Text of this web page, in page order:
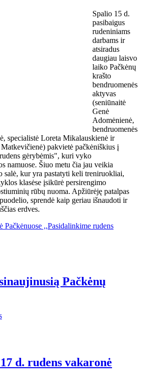
Spalio 15 d.
pasibaigus
rudeniniams
darbams ir
atsiradus
daugiau laisvo
laiko Pačkėnų
krašto
bendruomenės
aktyvas
(seniūnaitė
Genė
Adomėnienė,
bendruomenės
specialistė Loreta Mikalauskienė ir
pakvietė pačkėniškius į
gėrybėmis", kuri vyko
namuose. Šiuo metu čia jau veikia
salė, kur yra pastatyti keli treniruokliai,
klasėse įsikūrė persirengimo
rūbų nuoma. Apžiūrėję patalpas
sprendė kaip geriau išnaudoti ir
erdves.
Pačkėnuose ,,Pasidalinkime rudens
Pačkėnų
d. rudens vakaronė